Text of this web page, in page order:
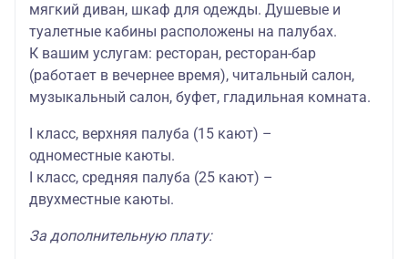
мягкий диван, шкаф для одежды. Душевые и
туалетные кабины расположены на палубах.
К вашим услугам: ресторан, ресторан-бар
(работает в вечернее время), читальный салон,
музыкальный салон, буфет, гладильная комната.
I класс, верхняя палуба (15 кают) –
одноместные каюты.
I класс, средняя палуба (25 кают) –
двухместные каюты.
За дополнительную плату: